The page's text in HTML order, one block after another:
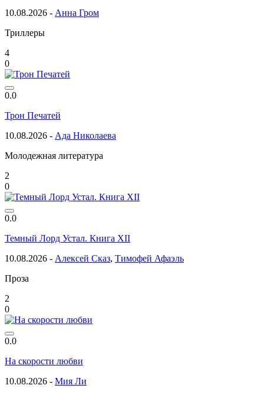
10.08.2026 - Анна Гром
Триллеры
4
0
0.0
Трон Печатей
10.08.2026 - Ада Николаева
Молодежная литература
2
0
0.0
Темный Лорд Устал. Книга XII
10.08.2026 - Алексей Сказ, Тимофей Афаэль
Проза
2
0
0.0
На скорости любви
10.08.2026 - Мия Ли